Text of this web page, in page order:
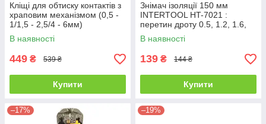
Кліщі для обтиску контактів з
храповим механізмом (0,5 -
1/1,5 - 2,5/4 - 6мм)
INTERTOOL HT-7050
В наявності
449 ₴ 539 ₴
Купити
Знімач ізоляції 150 мм
INTERTOOL HT-7021 :
перетин дроту 0.5, 1.2, 1.6,
2.0 кв.мм
В наявності
139 ₴ 144 ₴
Купити
–17% –19%